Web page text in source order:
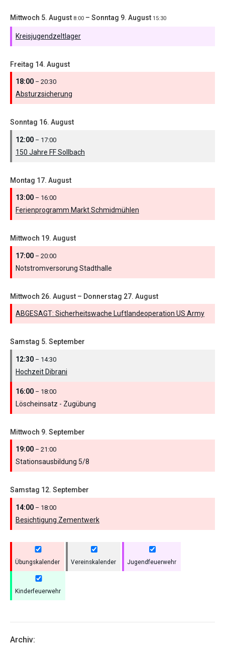
Mittwoch 5. August 8:00 – Sonntag 9. August 15:30
Kreisjugendzeltlager
Freitag 14. August
18:00 – 20:30
Absturzsicherung
Sonntag 16. August
12:00 – 17:00
150 Jahre FF Sollbach
Montag 17. August
13:00 – 16:00
Ferienprogramm Markt Schmidmühlen
Mittwoch 19. August
17:00 – 20:00
Notstromversorung Stadthalle
Mittwoch 26. August – Donnerstag 27. August
ABGESAGT: Sicherheitswache Luftlandeoperation US Army
Samstag 5. September
12:30 – 14:30
Hochzeit Dibrani
16:00 – 18:00
Löscheinsatz - Zugübung
Mittwoch 9. September
19:00 – 21:00
Stationsausbildung 5/8
Samstag 12. September
14:00 – 18:00
Besichtigung Zementwerk
Übungskalender Vereinskalender Jugendfeuerwehr
Kinderfeuerwehr
Archiv: